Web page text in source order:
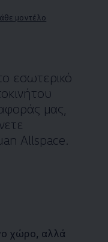
μοντέλο
εσωτερικό
μας,
Allspace.
χώρο, αλλά